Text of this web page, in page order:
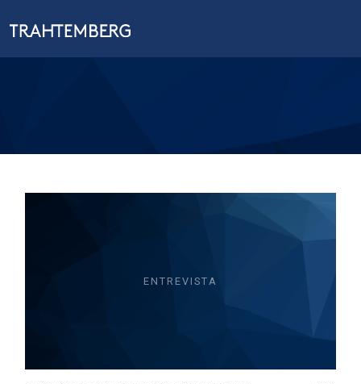
ENTREVISTA